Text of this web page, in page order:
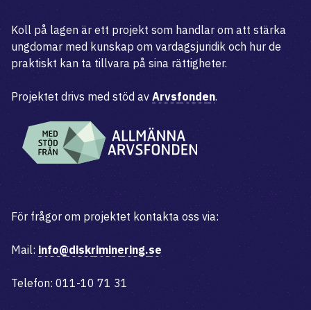
Koll på lagen är ett projekt som handlar om att stärka
ungdomar med kunskap om vardagsjuridik och hur de
praktiskt kan ta tillvara på sina rättigheter.
Projektet drivs med stöd av Arvsfonden.
För frågor om projektet kontakta oss via:
Mail: info@diskriminering.se
Telefon: 011-10 71 31